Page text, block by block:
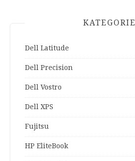
KATEGORIE
Dell Latitude
Dell Precision
Dell Vostro
Dell XPS
Fujitsu
HP EliteBook